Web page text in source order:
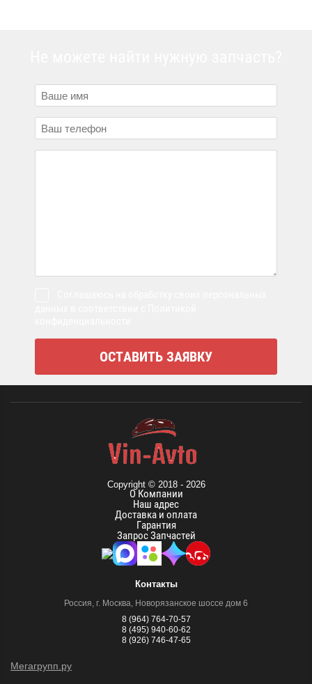
Copyright © 2018 - 2026
О Компании
Наш адрес
Доставка и оплата
Гарантия
Запрос Запчастей
Контакты
Россия, г. Москва, Новорязанское шоссе дом 6
8 (964) 764-70-57
8 (495) 940-60-62
8 (926) 746-47-65
Мегагрупп.ру